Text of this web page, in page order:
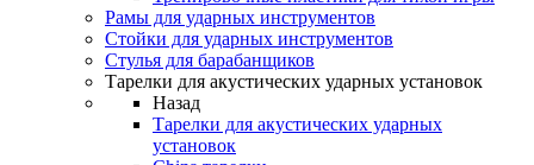
Рамы для ударных инструментов
Стойки для ударных инструментов
Стулья для барабанщиков
Тарелки для акустических ударных установок
Назад
Тарелки для акустических ударных
установок